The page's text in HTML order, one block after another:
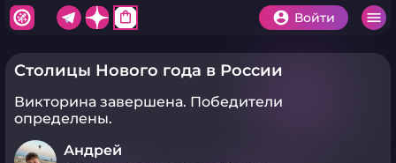
shopping_bag Войти
Столицы Нового года в России
Викторина завершена. Победители
определены.
Андрей